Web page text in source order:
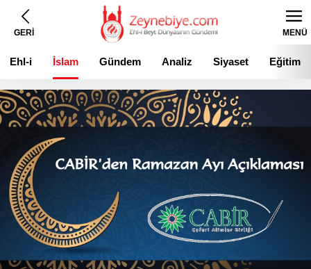
GERİ MENÜ
Ehl-i
Beyt
İslam Gündem Analiz Siyaset Eğitim